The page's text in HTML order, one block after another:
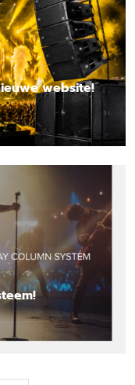
website!